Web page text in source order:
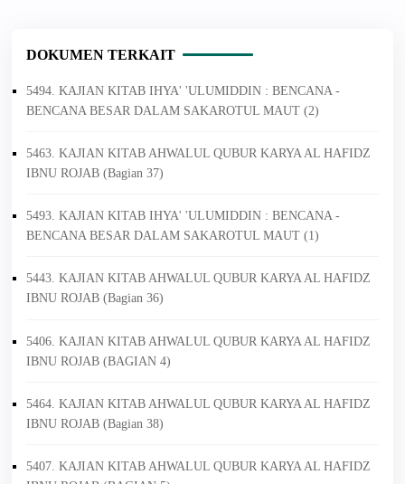
DOKUMEN TERKAIT
5494. KAJIAN KITAB IHYA' 'ULUMIDDIN : BENCANA -
BENCANA BESAR DALAM SAKAROTUL MAUT (2)
5463. KAJIAN KITAB AHWALUL QUBUR KARYA AL HAFIDZ
IBNU ROJAB (Bagian 37)
5493. KAJIAN KITAB IHYA' 'ULUMIDDIN : BENCANA -
BENCANA BESAR DALAM SAKAROTUL MAUT (1)
5443. KAJIAN KITAB AHWALUL QUBUR KARYA AL HAFIDZ
IBNU ROJAB (Bagian 36)
5406. KAJIAN KITAB AHWALUL QUBUR KARYA AL HAFIDZ
IBNU ROJAB (BAGIAN 4)
5464. KAJIAN KITAB AHWALUL QUBUR KARYA AL HAFIDZ
IBNU ROJAB (Bagian 38)
5407. KAJIAN KITAB AHWALUL QUBUR KARYA AL HAFIDZ